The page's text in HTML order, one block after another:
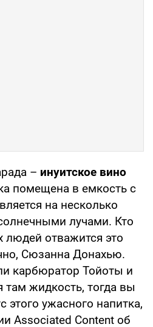
– инуитское вино
помещена в емкость с
на несколько
лучами. Кто
отважится это
Сюзанна Донахью.
карбюратор Тойоты и
жидкость, тогда вы
этого ужасного напитка,
Associated Content об